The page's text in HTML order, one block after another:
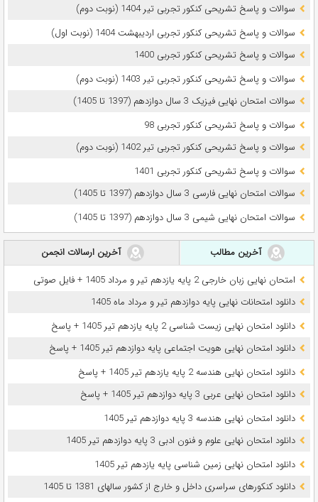
سوالات و پاسخ تشریحی کنکور تجربی تیر 1404 (نوبت دوم)
سوالات و پاسخ تشریحی کنکور تجربی اردیبهشت 1404 (نوبت اول)
سوالات و پاسخ تشریحی کنکور تجربی 1400
سوالات و پاسخ تشریحی کنکور تجربی تیر 1403 (نوبت دوم)
سوالات امتحان نهایی فیزیک 3 سال دوازدهم (1397 تا 1405)
سوالات و پاسخ تشریحی کنکور تجربی 98
سوالات و پاسخ تشریحی کنکور تجربی تیر 1402 (نوبت دوم)
سوالات و پاسخ تشریحی کنکور تجربی 1401
سوالات امتحان نهایی فارسی 3 سال دوازدهم (1397 تا 1405)
سوالات امتحان نهایی شیمی 3 سال دوازدهم (1397 تا 1405)
آخرین مطالب
آخرین ارسالات انجمن
امتحان نهایی زبان خارجی 2 پایه یازدهم تیر و مرداد 1405 + فایل صوتی
دانلود امتحانات نهایی پایه دوازدهم تیر و مرداد ماه 1405
دانلود امتحان نهایی زیست شناسی 2 پایه یازدهم تیر 1405 + پاسخ
دانلود امتحان نهایی هویت اجتماعی پایه دوازدهم تیر 1405 + پاسخ
دانلود امتحان نهایی هندسه 2 پایه یازدهم تیر 1405 + پاسخ
دانلود امتحان نهایی عربی 3 پایه دوازدهم تیر 1405 + پاسخ
دانلود امتحان نهایی هندسه 3 پایه دوازدهم تیر 1405
دانلود امتحان نهایی علوم و فنون ادبی 3 پایه دوازدهم تیر 1405
دانلود امتحان نهایی زمین شناسی پایه یازدهم تیر 1405
دانلود کنکورهای سراسری داخل و خارج از کشور سالهای 1381 تا 1405